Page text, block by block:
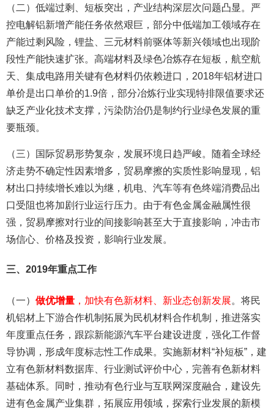
（二）低端过剩、短板突出，产业结构深层次问题凸显。严
控电解铝新增产能任务依然艰巨，部分中低端加工领域存在
产能过剩风险，锂盐、三元材料前驱体等新兴领域也出现阶
段性产能快速扩张。高端材料及绿色冶炼存在短板，航空航
天、集成电路用关键有色材料仍依赖进口，2018年铝材进口
单价是出口单价的1.9倍，部分冶炼行业实现特排限值要求还
缺乏产业化技术支撑，污染防治仍是制约行业绿色发展的重
要瓶颈。
（三）国际贸易形势复杂，发展环境日趋严峻。随着全球经
济走势不确定性因素增多，贸易摩擦的实质性影响显现，铝
材出口持续增长难以为继，机电、汽车等有色终端消费品出
口受阻也将加剧行业运行压力。由于有色金属金融属性很
强，贸易摩擦对行业的间接影响甚至大于直接影响，冲击市
场信心、价格及投资，影响行业发展。
三、2019年重点工作
（一） 做优增量 ，加快有色新材料、新业态创新发展。将民
机铝材上下游合作机制拓展为民机材料合作机制，推进落实
年度重点任务，跟踪新能源汽车平台建设进度，强化工作督
导协调，形成年度标志性工作成果。实施新材料“补短板”，建
立有色新材料数据库、行业测试评价中心，完善有色新材料
基础体系。同时，推动有色行业与互联网深度融合，建设先
进有色金属产业集群，拓展应用领域，探索行业发展的新模